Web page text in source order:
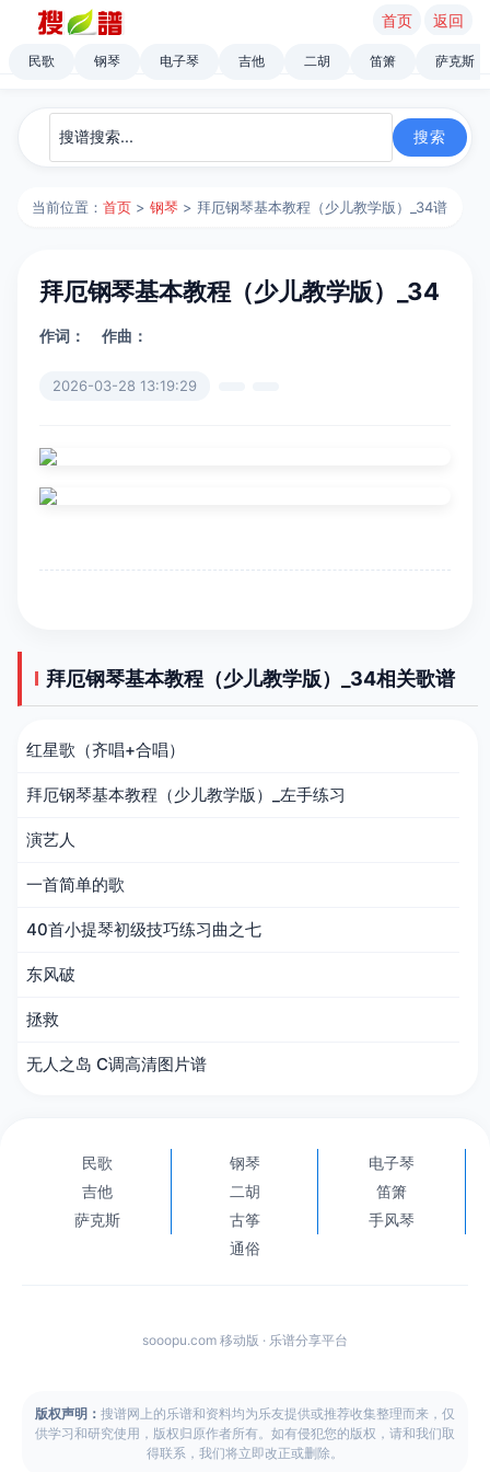
首页 返回
民歌 钢琴 电子琴 吉他 二胡 笛箫 萨克斯
当前位置：首页 >钢琴 > 拜厄钢琴基本教程（少儿教学版）_34谱
拜厄钢琴基本教程（少儿教学版）_34
作词： 作曲：
2026-03-28 13:19:29
拜厄钢琴基本教程（少儿教学版）_34相关歌谱
红星歌（齐唱+合唱）
拜厄钢琴基本教程（少儿教学版）_左手练习
演艺人
一首简单的歌
40首小提琴初级技巧练习曲之七
东风破
拯救
无人之岛 C调高清图片谱
民歌 钢琴
电子琴
吉他
二胡
笛箫
萨克斯
古筝
手风琴
通俗
sooopu.com 移动版 · 乐谱分享平台
版权声明： 搜谱网上的乐谱和资料均为乐友提供或推荐收集整理而来，仅
供学习和研究使用，版权归原作者所有。如有侵犯您的版权，请和我们取
得联系，我们将立即改正或删除。